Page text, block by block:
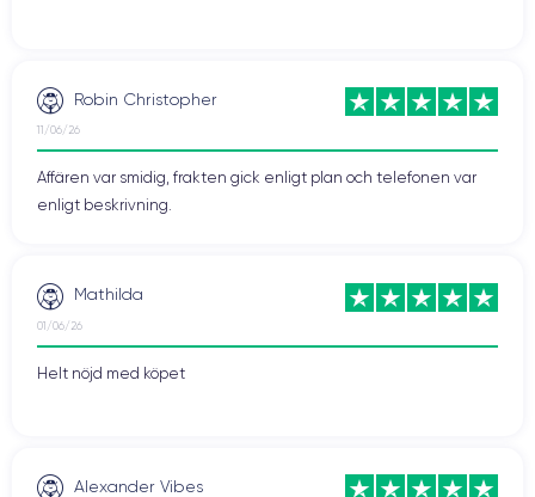
Robin Christopher
11/06/26
Affären var smidig, frakten gick enligt plan och telefonen var
enligt beskrivning.
Mathilda
01/06/26
Helt nöjd med köpet
Alexander Vibes